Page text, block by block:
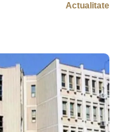
Actualitate